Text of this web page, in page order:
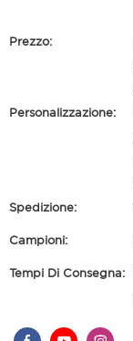
Prezzo:
Personalizzazione:
Spedizione:
Campioni:
Tempi Di Consegna: